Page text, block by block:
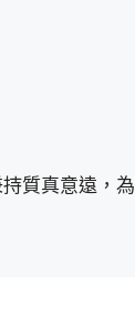
質真意遠，